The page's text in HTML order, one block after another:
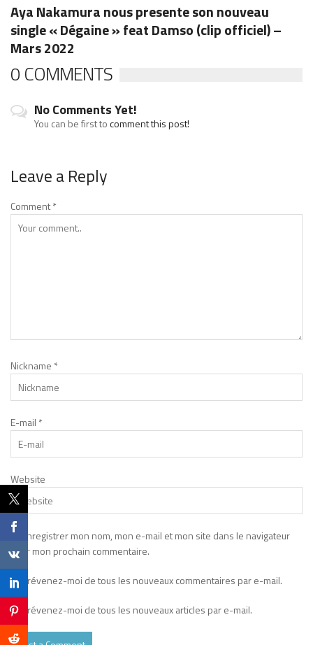
Aya Nakamura nous presente son nouveau
single « Dégaine » feat Damso (clip officiel) –
Mars 2022
0 COMMENTS
No Comments Yet!
You can be first tocomment this post!
Leave a Reply
Comment*
Nickname *
E-mail *
Website
Enregistrer mon nom, mon e-mail et mon site dans le navigateur
pour mon prochain commentaire.
Prévenez-moi de tous les nouveaux commentaires par e-mail.
Prévenez-moi de tous les nouveaux articles par e-mail.